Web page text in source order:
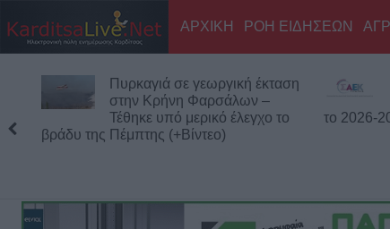
ΑΡΧΙΚΗ ΡΟΗ ΕΙΔΗΣΕΩΝ
Δημόσιες Σ.Α.Ε.Κ.: 860
τμήματα και 95 ειδικότητες για
το 2026-2027